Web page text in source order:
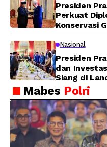
Presiden
Perkuat
Konservasi
Nasional
Presiden
dan
Siang di
Mabes Polri